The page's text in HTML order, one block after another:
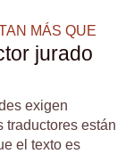
MÁS QUE
jurado
exigen
traductores están
el texto es